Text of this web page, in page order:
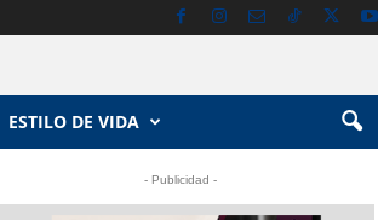
ESTILO DE VIDA
- Publicidad -